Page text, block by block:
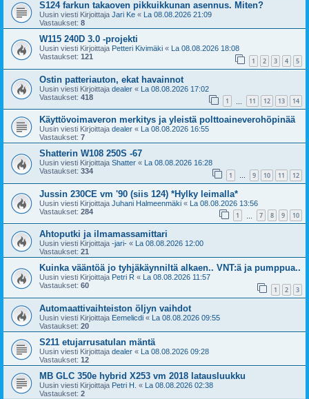
S124 farkun takaoven pikkuikkunan asennus. Miten?
Uusin viesti Kirjoittaja Jari Ke « La 08.08.2026 21:09
Vastaukset: 8
W115 240D 3.0 -projekti
Uusin viesti Kirjoittaja Petteri Kivimäki « La 08.08.2026 18:08
Vastaukset: 121 1 2 3 4 5
Ostin patteriauton, ekat havainnot
Uusin viesti Kirjoittaja dealer « La 08.08.2026 17:02
Vastaukset: 418 1 11 12 13 14
Käyttövoimaveron merkitys ja yleistä polttoaineverohöpinää
Uusin viesti Kirjoittaja dealer « La 08.08.2026 16:55
Vastaukset: 7
Shatterin W108 250S -67
Uusin viesti Kirjoittaja Shatter « La 08.08.2026 16:28
Vastaukset: 334 1 … 9 10 11 12
Jussin 230CE vm '90 (siis 124) *Hylky leimalla*
Uusin viesti Kirjoittaja Juhani Halmeenmäki « La 08.08.2026 13:56
Vastaukset: 284 1 7 8 9 10
Ahtoputki ja ilmamassamittari
Uusin viesti Kirjoittaja -jari- « La 08.08.2026 12:00
Vastaukset: 21
Kuinka vääntöä jo tyhjäkäynniltä alkaen.. VNT:ä ja pumppua..
Uusin viesti Kirjoittaja Petri R « La 08.08.2026 11:57
Vastaukset: 60 1 2 3
Automaattivaihteiston öljyn vaihdot
Uusin viesti Kirjoittaja Eemelicdi « La 08.08.2026 09:55
Vastaukset: 20
S211 etujarrusatulan mäntä
Uusin viesti Kirjoittaja dealer « La 08.08.2026 09:28
Vastaukset: 12
MB GLC 350e hybrid X253 vm 2018 latausluukku
Uusin viesti Kirjoittaja Petri H. « La 08.08.2026 02:38
Vastaukset: 2